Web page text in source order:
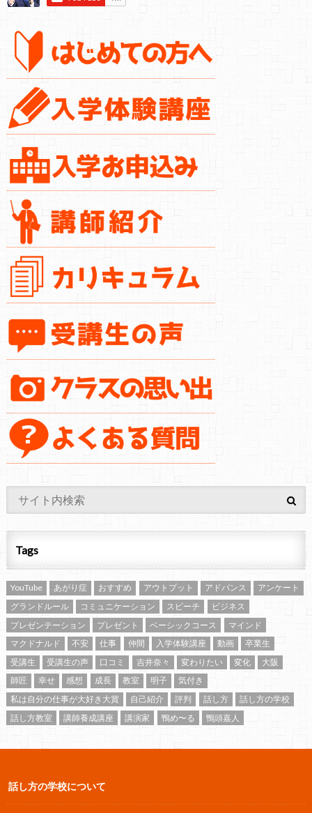
Tags
YouTube あがり症 おすすめ アウトプット アドバンス
アンケート
グランドルール
コミュニケーション スピーチ
ビジネス
プレゼンテーション
プレゼント ベーシックコース
マインド
マクドナルド
不安 仕事 仲間 入学体験講座 動画
卒業生
受講生
受講生の声 口コミ 吉井奈々 変わりたい 変化
大阪
師匠
幸せ 感想 成長 教室 明子
気付き
私は自分の仕事が大好き大賞
自己紹介 評判 話し方
話し方の学校
話し方教室
講師養成講座 講演家 鴨め〜る 鴨頭嘉人
話し方の学校について